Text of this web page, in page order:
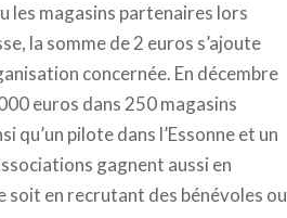
les magasins partenaires lors
la somme de 2 euros s’ajoute
concernée. En décembre
euros dans 250 magasins
qu’un pilote dans l’Essonne et un
gagnent aussi en
soit en recrutant des bénévoles ou